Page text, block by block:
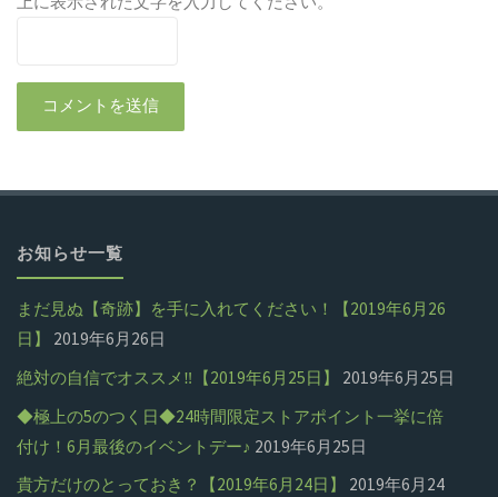
お知らせ一覧
まだ見ぬ【奇跡】を手に入れてください！【2019年6月26
日】
2019年6月26日
絶対の自信でオススメ‼【2019年6月25日】
2019年6月25日
◆極上の5のつく日◆24時間限定ストアポイント一挙に倍
付け！6月最後のイベントデー♪ 2019年6月25日
貴方だけのとっておき？【2019年6月24日】
2019年6月24